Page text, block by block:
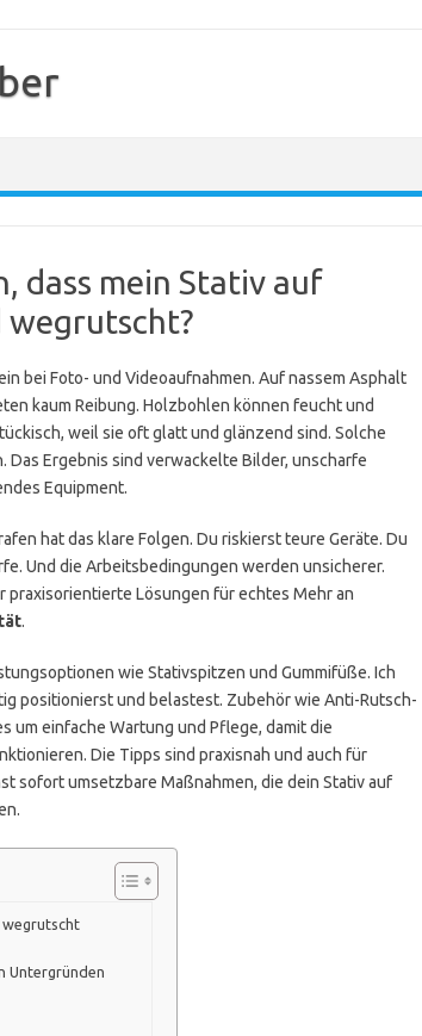
dass mein Stativ auf
bei Foto- und Videoaufnahmen. Auf nassem Asphalt
kaum Reibung. Holzbohlen können feucht und
weil sie oft glatt und glänzend sind. Solche
Ergebnis sind verwackelte Bilder, unscharfe
Equipment.
hat das klare Folgen. Du riskierst teure Geräte. Du
Und die Arbeitsbedingungen werden unsicherer.
praxisorientierte Lösungen für echtes Mehr an
.
wie Stativspitzen und Gummifüße. Ich
positionierst und belastest. Zubehör wie Anti-Rutsch-
um einfache Wartung und Pflege, damit die
Die Tipps sind praxisnah und auch für
sofort umsetzbare Maßnahmen, die dein Stativ auf
wegrutscht
Untergründen